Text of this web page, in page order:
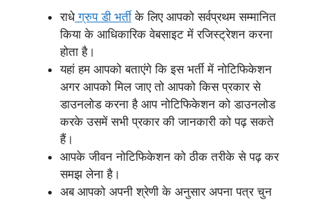
राधेग्रुप डी भर्ती के लिए आपको सर्वप्रथम सम्मानित
किया के आधिकारिक वेबसाइट में रजिस्ट्रेशन करना
होता है।
यहां हम आपको बताएंगे कि इस भर्ती में नोटिफिकेशन
अगर आपको मिल जाए तो आपको किस प्रकार से
डाउनलोड करना है आप नोटिफिकेशन को डाउनलोड
करके उसमें सभी प्रकार की जानकारी को पढ़ सकते
हैं।
आपके जीवन नोटिफिकेशन को ठीक तरीके से पढ़ कर
समझ लेना है।
अब आपको अपनी श्रेणी के अनुसार अपना पत्र चुन